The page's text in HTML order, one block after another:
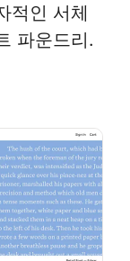
적인 서체
파운드리.